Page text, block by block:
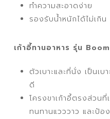
ทำความสะอาดง่าย
รองรับน้ำหนักได้ไม่เกิน
เก้าอี้ทานอาหาร รุ่น
ตัวเบาะและที่นั่ง เป็นเ
ดี
โครงขาเก้าอี้ตรงส่วน
ทนทานแวววาว และป้อ